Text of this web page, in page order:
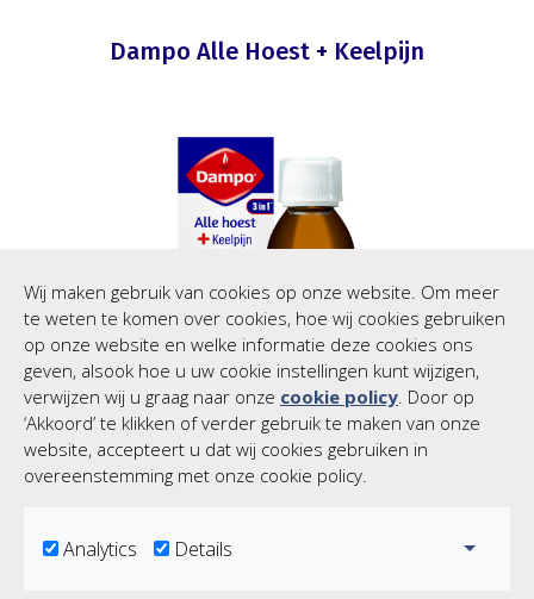
Dampo Alle Hoest + Keelpijn
Bekijk product
Wij maken gebruik van cookies op onze website. Om meer
te weten te komen over cookies, hoe wij cookies gebruiken
op onze website en welke informatie deze cookies ons
geven, alsook hoe u uw cookie instellingen kunt wijzigen,
verwijzen wij u graag naar onze cookie policy. Door op
‘Akkoord’ te klikken of verder gebruik te maken van onze
website, accepteert u dat wij cookies gebruiken in
overeenstemming met onze cookie policy.
Analytics Details Toggle